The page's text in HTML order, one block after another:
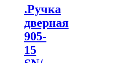
.Ручка
дверная
905-
15